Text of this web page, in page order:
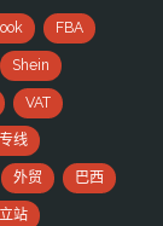
FBA
Shein
VAT
线
外贸 巴西
站